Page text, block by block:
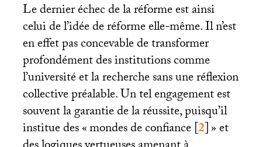
Le dernier échec de la réforme est ainsi
celui de l’idée de réforme elle-même. Il n’est
en effet pas concevable de transformer
profondément des institutions comme
l’université et la recherche sans une réflexion
collective préalable. Un tel engagement est
souvent la garantie de la réussite, puisqu’il
institue des «mondes de confiance[2]» et